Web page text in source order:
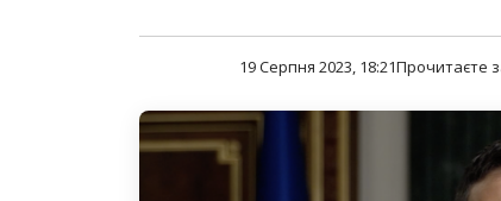
19 Серпня 2023, 18:21Прочитаєте